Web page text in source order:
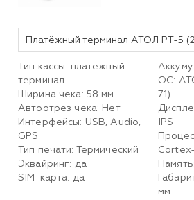
Тип кассы: платёжный
терминал
Ширина чека: 58 мм
Автоотрез чека: Нет
Интерфейсы: USB, Audio,
GPS
Тип печати: Термический
Эквайринг: да
SIM-карта: да
ОС:
7.1)
IPS
мм